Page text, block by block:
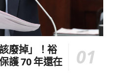
廢掉」！裕
護 70 年還在